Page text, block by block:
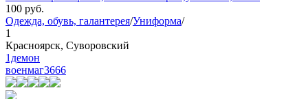
100 руб.
Одежда, обувь, галантерея/Униформа/
1
Красноярск, Суворовский
1демон
военмаг3666